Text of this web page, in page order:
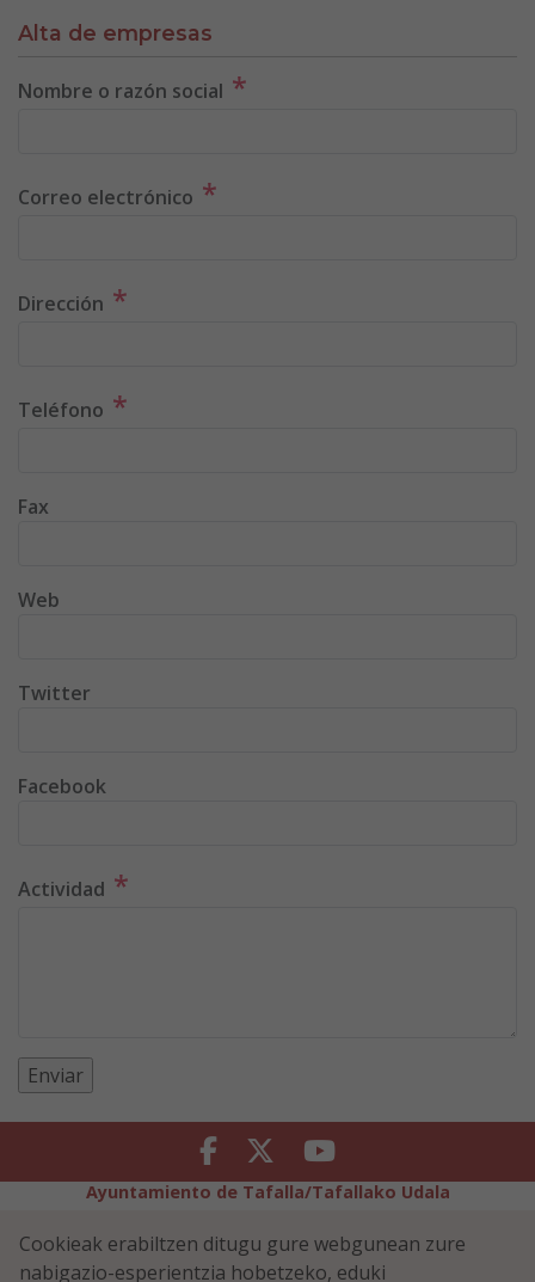
Alta de empresas
Nombre o razón social *
Correo electrónico *
Dirección *
Teléfono *
Fax
Web
Twitter
Facebook
Actividad *
Facebook Twitter Youtube
Ayuntamiento de Tafalla/Tafallako Udala
Erabilerreztasuna
Cookiei buruzko politika
Informazioaren Segurtasun-Politika
Cookieak erabiltzen ditugu gure webgunean zure
nabigazio-esperientzia hobetzeko, eduki